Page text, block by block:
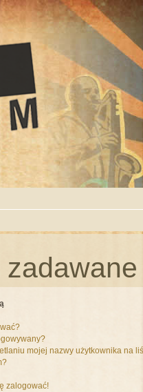
mojej nazwy użytkownika na
zalogować!